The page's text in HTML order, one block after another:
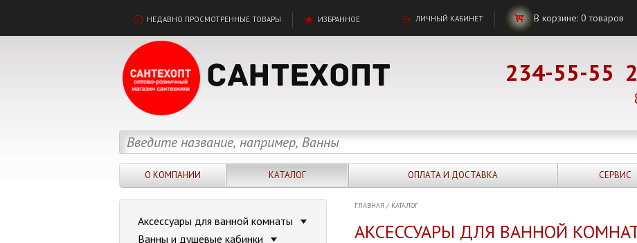
НЕДАВНО ПРОСМОТРЕННЫЕ ТОВАРЫ ИЗБРАННОЕ ЛИЧНЫЙ КАБИНЕТ В корзине: 0товаров
234-55-55
О КОМПАНИИ КАТАЛОГ ОПЛАТА И ДОСТАВКА СЕРВИС
ГЛАВНАЯ / КАТАЛОГ
АКСЕССУАРЫ ДЛЯ ВАННОЙ
Аксессуары для ванной комнаты
Ванны и душевые кабинки